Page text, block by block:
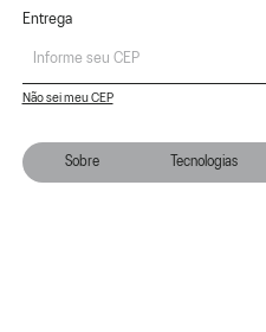
Sobre Tecnologias
Entrega
Não sei meu CEP